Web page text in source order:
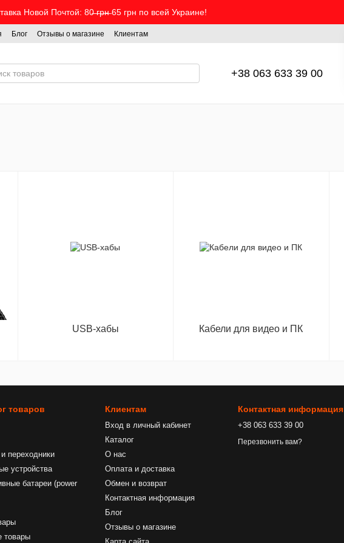
Новой Почтой: 80̶ ̶г̶р̶н̶ 65 грн по всей Украине!
Блог Отзывы о магазине Клиентам
+38 063 633 39 00
USB-хабы Кабели для видео и ПК
товаров
переходники
устройства
батареи (power
товары
Клиентам
Вход в личный кабинет
Каталог
О нас
Оплата и доставка
Обмен и возврат
Контактная информация
Блог
Отзывы о магазине
Контактная информация
+38 063 633 39 00
Перезвонить вам?